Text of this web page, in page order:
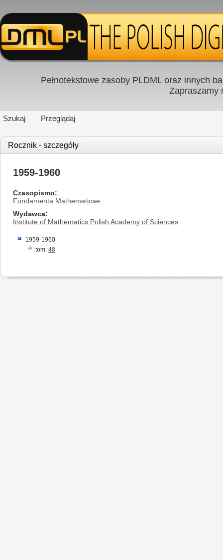
Pełnotekstowe zasoby PLDML oraz innych
Zapraszamy
Szukaj Przeglądaj
Rocznik - szczegóły
1959-1960
Czasopismo
Fundamenta Mathematicae
Wydawca
Institute of Mathematics Polish Academy of Sciences
1959-1960
tom: 48